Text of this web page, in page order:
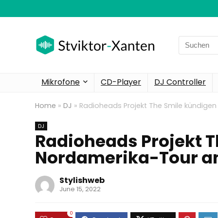
Search
for:
Mikrofone CD-Player DJ Controller
Home » DJ » Radioheads Projekt The Smile
DJ
Radioheads Projekt
Nordamerika-Tour
Stylishweb
June 15, 2022
0